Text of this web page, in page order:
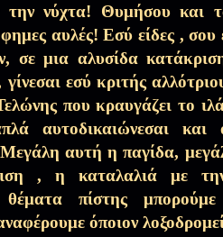
21 Φεβ 2026
17 Φεβ 2026
της
14 Φεβ 2026
νύχτα! Θυμήσου και
αυλές! Εσύ είδες , σου
σε μια αλυσίδα
εσύ κριτής
που κραυγάζει το
αυτοδικαιώνεσαι και
αυτή η παγίδα,
, η καταλαλιά με
πίστης
όποιον